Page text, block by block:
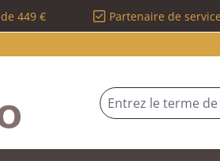
449 € Partenaire de